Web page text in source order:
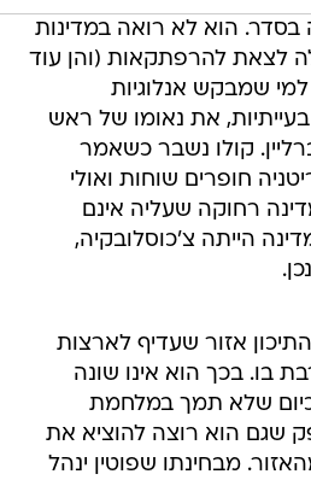
הוא לא רואה במדינות
לצאת להרפתקאות (והן עוד
שמבקש אנלוגיות
את נאומו של ראש
קולו נשבר כשאמר
חופרים שוחות ואולי
רחוקה שעליה אינם
הייתה צ'כוסלובקיה,
אזור שעדיף לארצות
בו. בכך הוא אינו שונה
שלא תמך במלחמת
שגם הוא רוצה להוציא את
מבחינתו שפוטין ינהל